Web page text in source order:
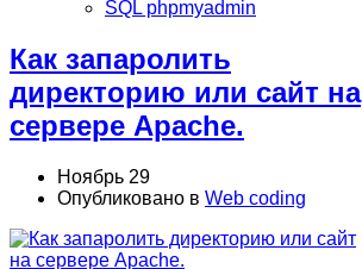
SQL phpmyadmin
Как запаролить
директорию или сайт на
сервере Apache.
Ноябрь 29
Опубликовано в Web coding